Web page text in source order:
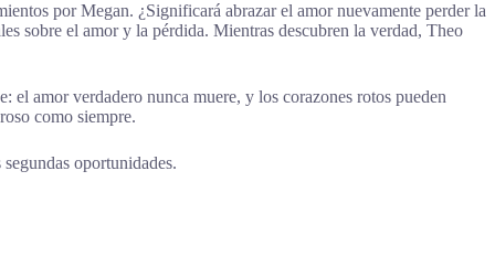
por Megan. ¿Significará abrazar el amor nuevamente perder la
sobre el amor y la pérdida. Mientras descubren la verdad, Theo
amor verdadero nunca muere, y los corazones rotos pueden
como siempre.
oportunidades.